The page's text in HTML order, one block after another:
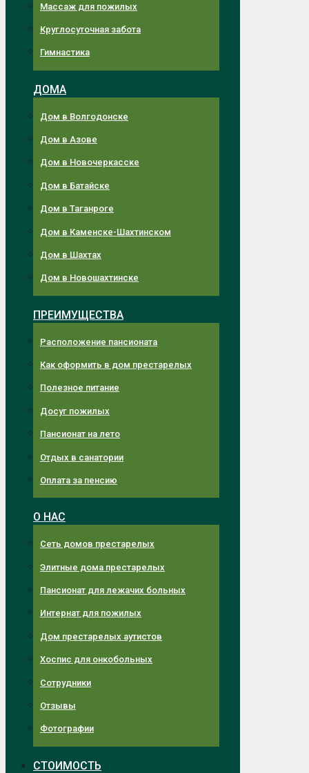
Массаж для пожилых
Круглосуточная забота
Гимнастика
ДОМА
Дом в Волгодонске
Дом в Азове
Дом в Новочеркасске
Дом в Батайске
Дом в Таганроге
Дом в Каменске-Шахтинском
Дом в Шахтах
Дом в Новошахтинске
ПРЕИМУЩЕСТВА
Расположение пансионата
Как оформить в дом престарелых
Полезное питание
Досуг пожилых
Пансионат на лето
Отдых в санатории
Оплата за пенсию
О НАС
Сеть домов престарелых
Элитные дома престарелых
Пансионат для лежачих больных
Интернат для пожилых
Дом престарелых аутистов
Хоспис для онкобольных
Сотрудники
Отзывы
Фотографии
СТОИМОСТЬ